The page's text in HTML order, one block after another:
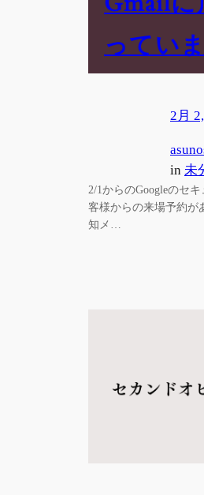
ってい
2月
in 未
2/1からのGoogleのセ
客様からの来場予約が
知メ…